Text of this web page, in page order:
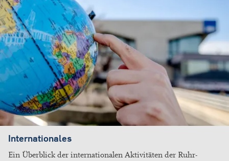
Internationales
Ein Überblick der internationalen Aktivitäten der Ruhr-